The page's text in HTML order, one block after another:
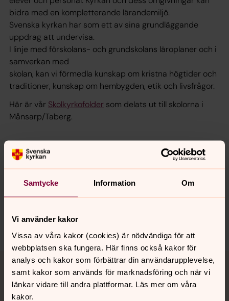
Samtycke Information Om
Vi använder kakor
Vissa av våra kakor (cookies) är nödvändiga för att
webbplatsen ska fungera. Här finns också kakor för
analys och kakor som förbättrar din användarupplevelse,
samt kakor som används för marknadsföring och när vi
länkar vidare till andra plattformar. Läs mer om våra
kakor.
bidra med en kompletterande lärandemiljö.
Svenska kyrkan har som ett av sina grundläggande
uppdrag att undervisa.
I linje med förskolans- och grundskolans läroplaner och i
samverkan med
skolan, kan vi förmedla kunskap om kristna högtider och
traditioner, kunskap om hembygden, etik och livsfrågor.
Här är vår Skolkyrkofolder som delats ut till skolorna i
Månsarp/Taberg.
innehåll?
Dela
Tillbaka till toppen
Tillbaka till innehållet